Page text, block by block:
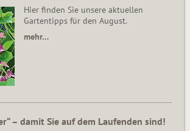
Hier finden Sie unsere aktuellen
Gartentipps für den August.
mehr…
– damit Sie auf dem Laufenden sind!